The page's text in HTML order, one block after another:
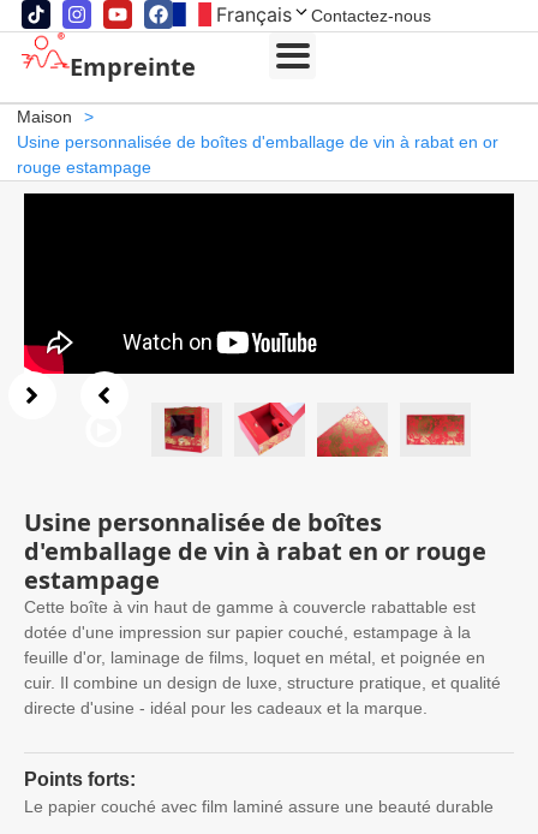
Français Contactez-nous
Empreinte
Maison
>
Usine personnalisée de boîtes d'emballage de vin à rabat en or
rouge estampage
Usine personnalisée de boîtes
d'emballage de vin à rabat en or rouge
estampage
Cette boîte à vin haut de gamme à couvercle rabattable est
dotée d'une impression sur papier couché, estampage à la
feuille d'or, laminage de films, loquet en métal, et poignée en
cuir. Il combine un design de luxe, structure pratique, et qualité
directe d'usine - idéal pour les cadeaux et la marque.
Points forts:
Le papier couché avec film laminé assure une beauté durable